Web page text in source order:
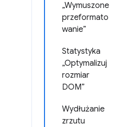
„Wymuszone
przeformato
wanie”
Statystyka
„Optymalizuj
rozmiar
DOM”
Wydłużanie
zrzutu